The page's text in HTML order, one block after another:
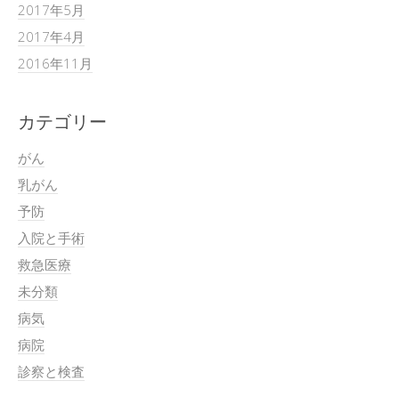
2017年5月
2017年4月
2016年11月
カテゴリー
がん
乳がん
予防
入院と手術
救急医療
未分類
病気
病院
診察と検査